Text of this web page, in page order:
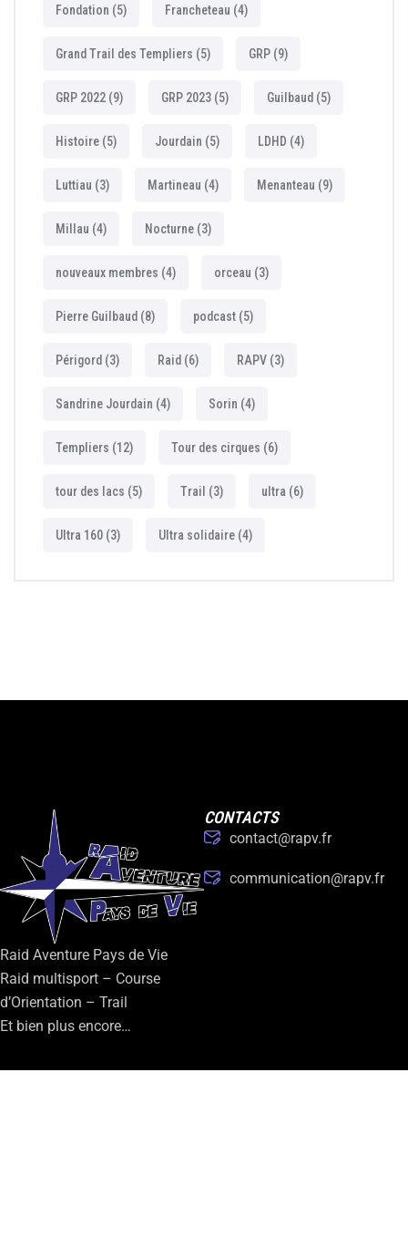
Fondation (5) Francheteau (4)
Grand Trail des Templiers (5) GRP (9)
GRP 2022 (9) GRP 2023 (5) Guilbaud (5)
Histoire (5) Jourdain (5) LDHD (4)
Luttiau (3) Martineau (4) Menanteau (9)
Millau (4) Nocturne (3)
nouveaux membres (4) orceau (3)
Pierre Guilbaud (8) podcast (5)
Périgord (3) Raid (6) RAPV (3)
Sandrine Jourdain (4) Sorin (4)
Templiers (12) Tour des cirques (6)
tour des lacs (5) Trail (3) ultra (6)
Ultra 160 (3) Ultra solidaire (4)
Raid Aventure Pays de Vie
Raid multisport – Course
d’Orientation – Trail
Et bien plus encore…
CONTACTS
contact@rapv.fr
communication@rapv.fr